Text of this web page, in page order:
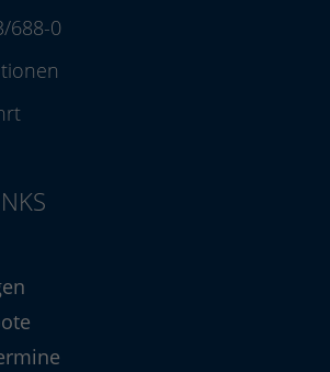
688-0